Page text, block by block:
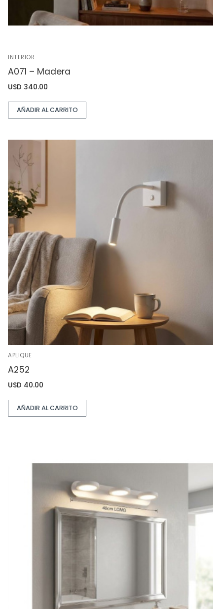
INTERIOR
A071 – Madera
USD 340.00
AÑADIR AL CARRITO
APLIQUE
A252
USD 40.00
AÑADIR AL CARRITO